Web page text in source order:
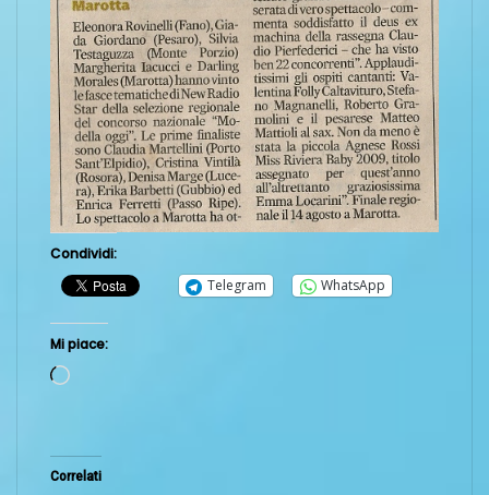
Condividi:
Telegram
WhatsApp
Mi piace:
Caricamento
Correlati